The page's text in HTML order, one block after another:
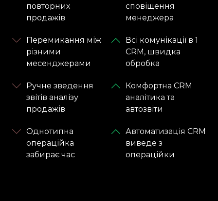
повторних
продажів
сповіщення
менеджера
Перемикання між
різними
месенджерами
Всі комунікації в 1
CRM, швидка
обробка
Ручне зведення
звітів аналізу
продажів
Комфортна CRM
аналітика та
автозвіти
Однотипна
операційка
забирає час
Автоматизація CRM
виведе з
операційки